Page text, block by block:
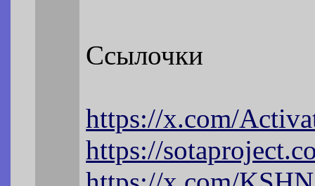
Ссылочки
https://x.com/
https://